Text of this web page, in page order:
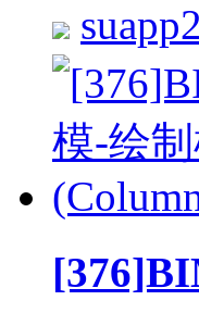
suapp2